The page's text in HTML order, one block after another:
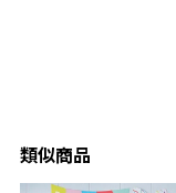
と大好きなカレーの
ちらも大変気に入った
類似商品